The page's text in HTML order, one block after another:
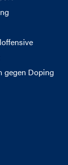
gegen Doping